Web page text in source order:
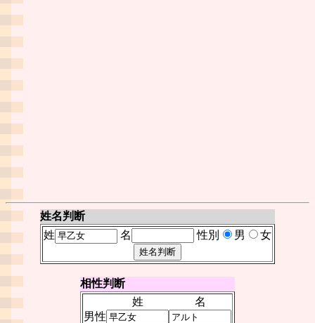
姓名判断
姓
名 性別 男 女
相性判断
姓
名
男性